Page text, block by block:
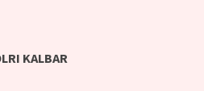
KALBAR